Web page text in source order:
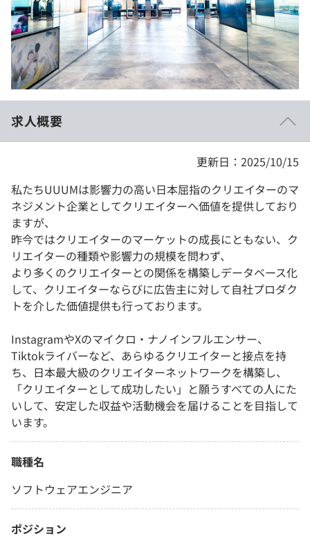
個人向けプラン
法人向けプラン
学校向けプラン
契約内容・クーポン
求人概要
更新日：2025/10/15
私たちUUUMは影響力の高い日本屈指のクリエイターのマ
ネジメント企業としてクリエイターへ価値を提供しており
ますが、
昨今ではクリエイターのマーケットの成長にともない、ク
リエイターの種類や影響力の規模を問わず、
より多くのクリエイターとの関係を構築しデータベース化
して、クリエイターならびに広告主に対して自社プロダク
トを介した価値提供も行っております。
InstagramやXのマイクロ・ナノインフルエンサー、
Tiktokライバーなど、あらゆるクリエイターと接点を持
ち、日本最大級のクリエイターネットワークを構築し、
「クリエイターとして成功したい」と願うすべての人にた
いして、安定した収益や活動機会を届けることを目指して
います。
職種名
ソフトウェアエンジニア
ポジション